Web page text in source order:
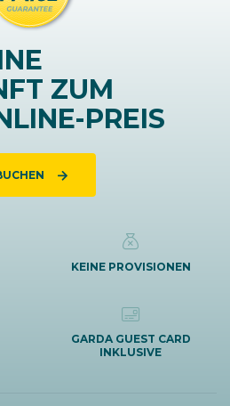
ZUM
PREIS
KEINE PROVISIONEN
GARDA GUEST CARD
INKLUSIVE